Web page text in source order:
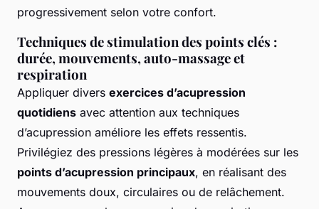
progressivement selon votre confort.
Techniques de stimulation des points clés :
durée, mouvements, auto-massage et
respiration
Appliquer divers exercices d’acupression
quotidiens avec attention aux techniques
d’acupression améliore les effets ressentis.
Privilégiez des pressions légères à modérées sur les
points d’acupression principaux, en réalisant des
mouvements doux, circulaires ou de relâchement.